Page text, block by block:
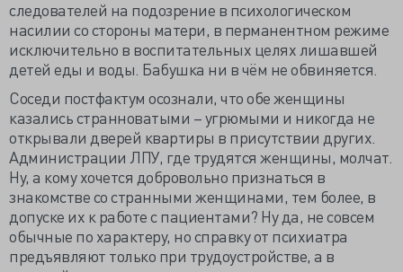
следователей на подозрение в психологическом
насилии со стороны матери, в перманентном режиме
исключительно в воспитательных целях лишавшей
детей еды и воды. Бабушка ни в чём не обвиняется.
Соседи постфактум осознали, что обе женщины
казались странноватыми – угрюмыми и никогда не
открывали дверей квартиры в присутствии других.
Администрации ЛПУ, где трудятся женщины, молчат.
Ну, а кому хочется добровольно признаться в
знакомстве со странными женщинами, тем более, в
допуске их к работе с пациентами? Ну да, не совсем
обычные по характеру, но справку от психиатра
предъявляют только при трудоустройстве, а в